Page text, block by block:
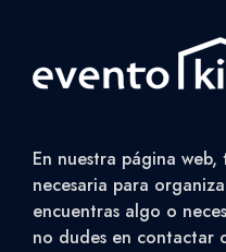
En nuestra página
necesaria para
encuentras algo o
no dudes en contactar